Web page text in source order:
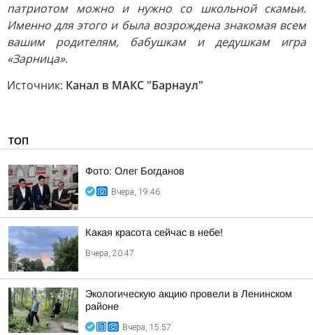
патриотом можно и нужно со школьной скамьи.
Именно для этого и была возрождена знакомая всем
вашим родителям, бабушкам и дедушкам игра
«Зарница».
Источник: Канал в МАКС "Барнаул"
ТОП
Фото: Олег Богданов
Вчера, 19:46
Какая красота сейчас в небе!
Вчера, 20:47
Экологическую акцию провели в Ленинском
районе
Вчера, 15:57